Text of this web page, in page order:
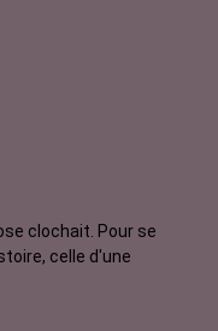
clochait. Pour se
celle d'une